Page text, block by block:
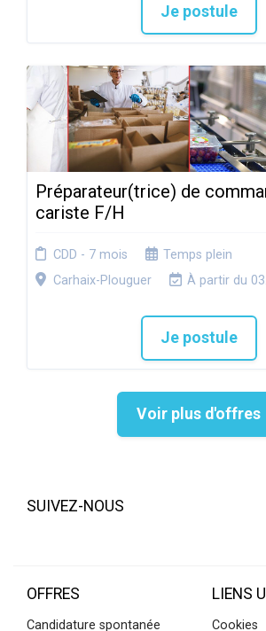
Je postule
Préparateur(trice) de
cariste F/H
CDD - 7 mois
Temps plein
Carhaix-Plouguer
À partir du
Je postule
Voir plus d'offres
SUIVEZ-NOUS
OFFRES
Candidature spontanée
LIENS
Cookies